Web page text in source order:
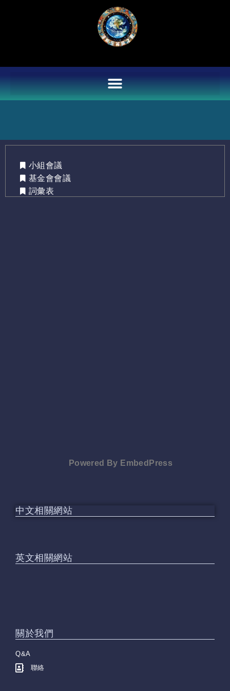
小組會議
基金會會議
詞彙表
Powered By EmbedPress
中文相關網站
英文相關網站
關於我們
Q&A
聯絡